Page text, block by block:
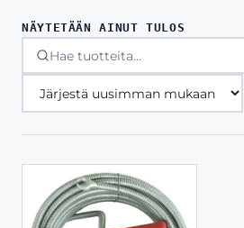
NÄYTETÄÄN AINUT TULOS